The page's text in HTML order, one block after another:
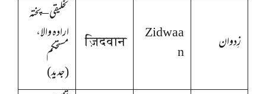
زِدوان
Zidwaa
n
ज़िदवान
تخلیقی – پختہ
ارادہ والا،
مستحکم
(جدید)